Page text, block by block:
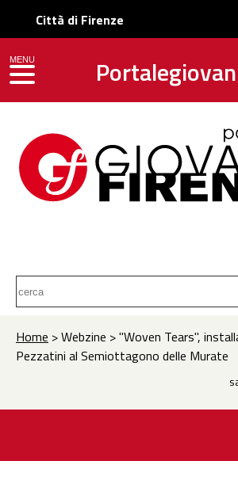
Città di Firenze
MENU
toggle navigation
Home > Webzine > "Woven Tears",
Pezzatini al Semiottagono delle Murate